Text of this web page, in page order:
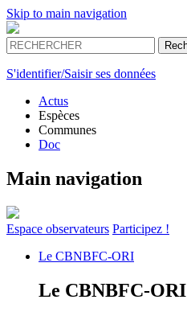
Skip to main navigation
S'identifier/Saisir ses données
Actus
Espèces
Communes
Doc
Main navigation
Espace observateurs Participez !
Le CBNBFC-ORI
Le CBNBFC-ORI